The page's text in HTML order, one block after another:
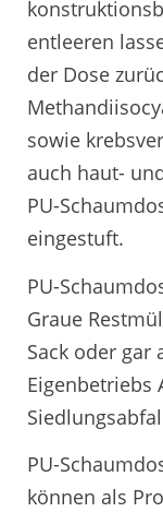
entleeren
der Dose
sowie
auch haut-
PU-
eingestuft.
PU-
Graue
Sack oder gar
Eigenbetriebs
PU-
können als